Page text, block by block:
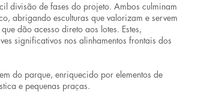
divisão de fases do projeto. Ambos culminam
abrigando esculturas que valorizam e servem
dão acesso direto aos lotes. Estes,
significativos nos alinhamentos frontais dos
do parque, enriquecido por elementos de
e pequenas praças.